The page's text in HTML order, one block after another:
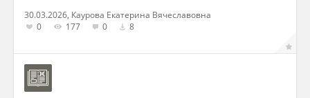
30.03.2026, Каурова Екатерина Вячеславовна
0
177 0 8